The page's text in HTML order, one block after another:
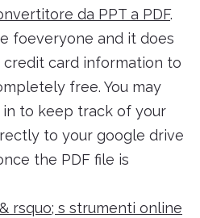
da PPT a PDF.
foeveryone and it does
card information to
free. You may
in to keep track of your
to your google drive
the PDF file is
rsquo; s strumenti online